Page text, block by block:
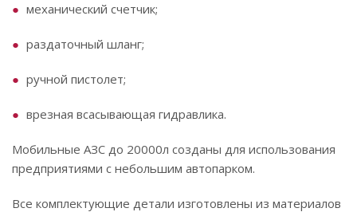
механический счетчик;
раздаточный шланг;
ручной пистолет;
врезная всасывающая гидравлика.
Мобильные АЗС до 20000л созданы для использования
предприятиями с небольшим автопарком.
Все комплектующие детали изготовлены из материалов